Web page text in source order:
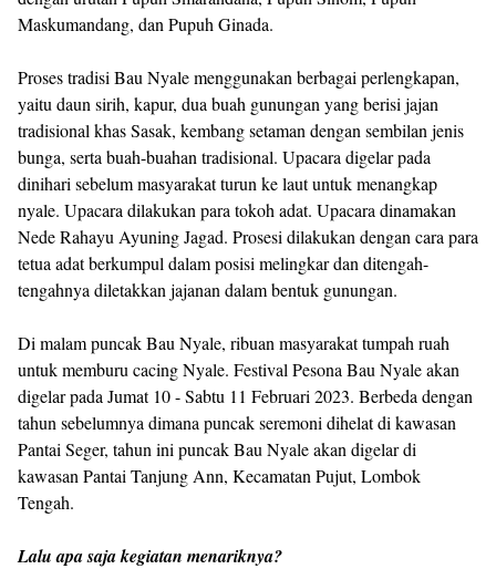
Maskumandang, dan Pupuh Ginada.
Proses tradisi Bau Nyale menggunakan berbagai perlengkapan,
yaitu daun sirih, kapur, dua buah gunungan yang berisi jajan
tradisional khas Sasak, kembang setaman dengan sembilan jenis
bunga, serta buah-buahan tradisional. Upacara digelar pada
dinihari sebelum masyarakat turun ke laut untuk menangkap
nyale. Upacara dilakukan para tokoh adat. Upacara dinamakan
Nede Rahayu Ayuning Jagad. Prosesi dilakukan dengan cara para
tetua adat berkumpul dalam posisi melingkar dan ditengah-
tengahnya diletakkan jajanan dalam bentuk gunungan.
Di malam puncak Bau Nyale, ribuan masyarakat tumpah ruah
untuk memburu cacing Nyale. Festival Pesona Bau Nyale akan
digelar pada Jumat 10 - Sabtu 11 Februari 2023. Berbeda dengan
tahun sebelumnya dimana puncak seremoni dihelat di kawasan
Pantai Seger, tahun ini puncak Bau Nyale akan digelar di
kawasan Pantai Tanjung Ann, Kecamatan Pujut, Lombok
Tengah.
Lalu apa saja kegiatan menariknya?